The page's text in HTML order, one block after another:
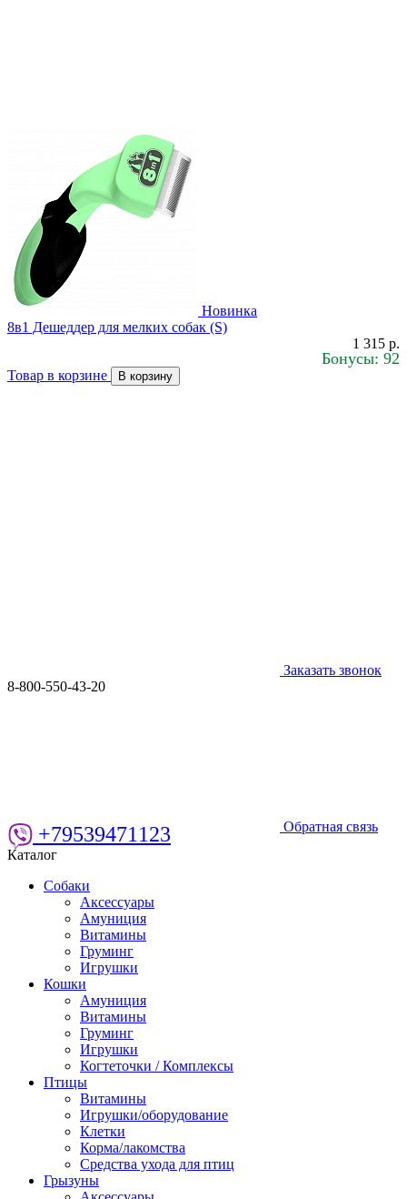
Новинка
8в1 Дешеддер для мелких собак (S)
1 315 р.
Бонусы: 92
Товар в корзине В корзину
Заказать звонок
8-800-550-43-20
Обратная связь
+79539471123
Каталог
Собаки
Аксессуары
Амуниция
Витамины
Груминг
Игрушки
Кошки
Амуниция
Витамины
Груминг
Игрушки
Когтеточки / Комплексы
Птицы
Витамины
Игрушки/оборудование
Клетки
Корма/лакомства
Средства ухода для птиц
Грызуны